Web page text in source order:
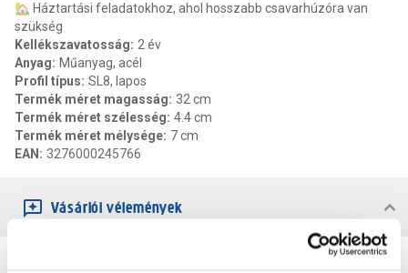
🏡 Háztartási feladatokhoz, ahol hosszabb csavarhúzóra van
szükség
Kellékszavatosság: 2 év
Anyag: Műanyag, acél
Profil típus: SL8, lapos
Termék méret magasság: 32 cm
Termék méret szélesség: 4.4 cm
Termék méret mélysége: 7 cm
EAN : 3276000245766
Vásárlói vélemények